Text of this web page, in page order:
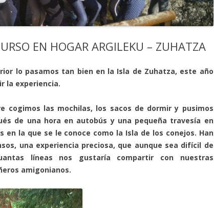
EN HOGAR ARGILEKU – ZUHATZA
lo pasamos tan bien en la Isla de Zuhatza, este año
la experiencia.
cogimos las mochilas, los sacos de dormir y pusimos
de una hora en autobús y una pequeña travesía en
en la que se le conoce como la Isla de los conejos. Han
una experiencia preciosa, que aunque sea difícil de
líneas nos gustaría compartir con nuestras
amigonianos.